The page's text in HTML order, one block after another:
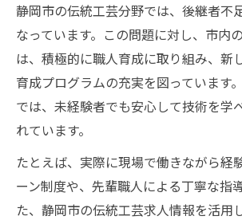
静岡市の伝統工芸分野では、後継者不
なっています。この問題に対し、市内
は、積極的に職人育成に取り組み、新
育成プログラムの充実を図っています
では、未経験者でも安心して技術を学
れています。
たとえば、実際に現場で働きながら経
ーン制度や、先輩職人による丁寧な指
た、静岡市の伝統工芸求人情報を活用